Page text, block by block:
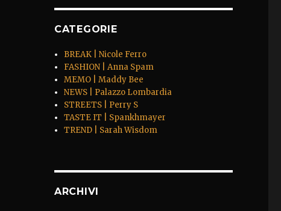
CATEGORIE
BREAK | Nicole Ferro
FASHION | Anna Spam
MEMO | Maddy Bee
NEWS | Palazzo Lombardia
STREETS | Perry S
TASTE IT | Spankhmayer
TREND | Sarah Wisdom
ARCHIVI